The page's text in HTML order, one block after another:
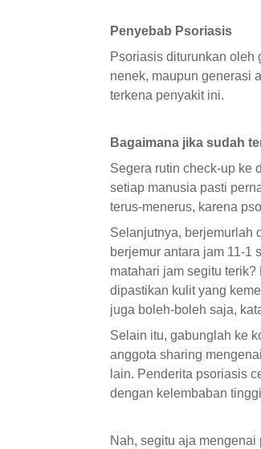
Penyebab Psoriasis
Psoriasis diturunkan oleh
nenek, maupun generasi
terkena penyakit ini.
Bagaimana jika sudah
Segera rutin check-up ke
setiap manusia pasti
terus-menerus, karena
Selanjutnya, berjemurlah
berjemur antara jam 11-1
matahari jam segitu
dipastikan kulit yang
juga boleh-boleh saja,
Selain itu, gabunglah ke
anggota sharing
lain. Penderita psoriasis
dengan kelembaban
Nah, segitu aja